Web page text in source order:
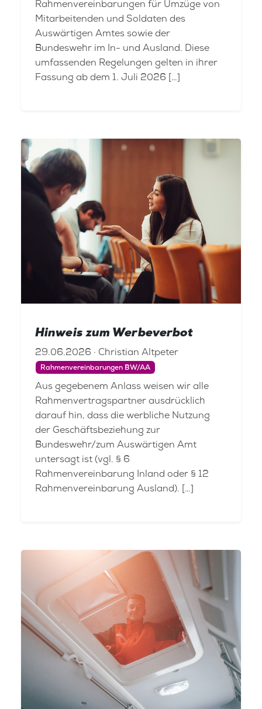
Rahmenvereinbarungen für Umzüge von
Mitarbeitenden und Soldaten des
Auswärtigen Amtes sowie der
Bundeswehr im In- und Ausland. Diese
umfassenden Regelungen gelten in ihrer
Fassung ab dem 1. Juli 2026 […]
Hinweis zum Werbeverbot
29.06.2026 · Christian Altpeter
Rahmenvereinbarungen BW/AA
Aus gegebenem Anlass weisen wir alle
Rahmenvertragspartner ausdrücklich
darauf hin, dass die werbliche Nutzung
der Geschäftsbeziehung zur
Bundeswehr/zum Auswärtigen Amt
untersagt ist (vgl. § 6
Rahmenvereinbarung Inland oder § 12
Rahmenvereinbarung Ausland). […]